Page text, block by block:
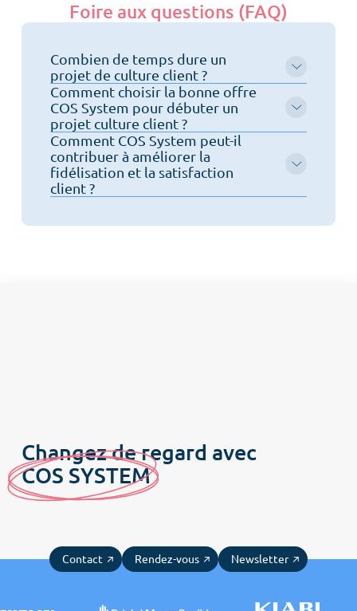
Menu
Accueil
Foire aux questions (FAQ)
Combien de temps dure un
projet de culture client ?
Comment choisir la bonne offre
COS System pour débuter un
projet culture client ?
Comment COS System peut-il
contribuer à améliorer la
fidélisation et la satisfaction
client ?
Changez de regard avec
COS SYSTEM
Contact Rendez-vous Newsletter